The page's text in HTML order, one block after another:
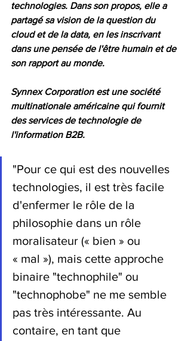
technologies. Dans son propos, elle a
partagé sa vision de la question du
cloud et de la data, en les inscrivant
dans une pensée de l'être humain et de
son rapport au monde.
Synnex Corporation est une société
multinationale américaine qui fournit
des services de technologie de
l'information B2B.
"Pour ce qui est des nouvelles
technologies, il est très facile
d'enfermer le rôle de la
philosophie dans un rôle
moralisateur (« bien » ou
« mal »), mais cette approche
binaire "technophile" ou
"technophobe" ne me semble
pas très intéressante. Au
contaire, en tant que